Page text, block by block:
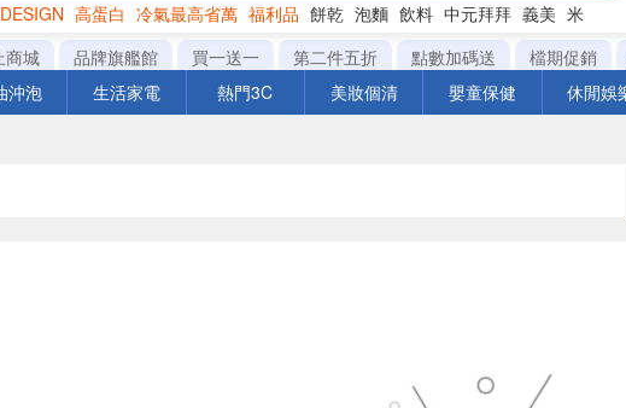
高蛋白 冷氣最高省萬 福利品 餅乾 泡麵 飲料 中元拜拜 義美 米
咖啡 海苔
商城 品牌旗艦館 買一送一 第二件五折 點數加碼送 檔期促銷
沖泡 生活家電 熱門3C 美妝個清 嬰童保健 休閒娛